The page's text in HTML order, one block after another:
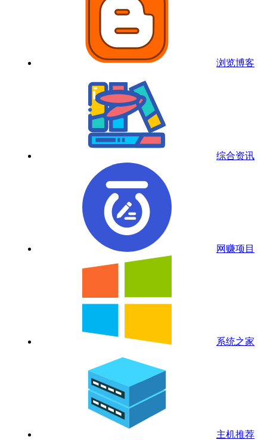
浏览博客
综合资讯
网赚项目
系统之家
主机推荐